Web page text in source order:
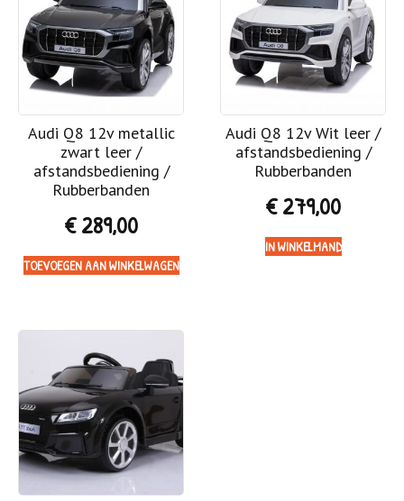
Audi Q8 12v metallic
zwart leer /
afstandsbediening /
Rubberbanden
€289,00
TOEVOEGEN AAN WINKELWAGEN
Audi Q8 12v Wit leer /
afstandsbediening /
Rubberbanden
€279,00
IN WINKELMAND